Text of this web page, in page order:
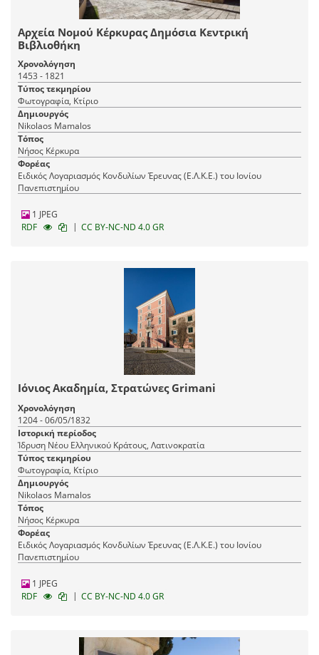
Αρχεία Νομού Κέρκυρας Δημόσια Κεντρική
Βιβλιοθήκη
Χρονολόγηση
1453 - 1821
Τύπος τεκμηρίου
Φωτογραφία, Κτίριο
Δημιουργός
Nikolaos Mamalos
Τόπος
Νήσος Κέρκυρα
Φορέας
Ειδικός Λογαριασμός Κονδυλίων Έρευνας (Ε.Λ.Κ.Ε.) του Ιονίου
Πανεπιστημίου
1 JPEG
RDF
| CC BY-NC-ND 4.0 GR
Ιόνιος Ακαδημία, Στρατώνες Grimani
Χρονολόγηση
1204 - 06/05/1832
Ιστορική περίοδος
Ίδρυση Νέου Ελληνικού Κράτους, Λατινοκρατία
Τύπος τεκμηρίου
Φωτογραφία, Κτίριο
Δημιουργός
Nikolaos Mamalos
Τόπος
Νήσος Κέρκυρα
Φορέας
Ειδικός Λογαριασμός Κονδυλίων Έρευνας (Ε.Λ.Κ.Ε.) του Ιονίου
Πανεπιστημίου
1 JPEG
RDF
| CC BY-NC-ND 4.0 GR